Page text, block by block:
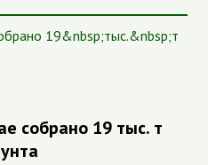
собрано 19 тыс. т